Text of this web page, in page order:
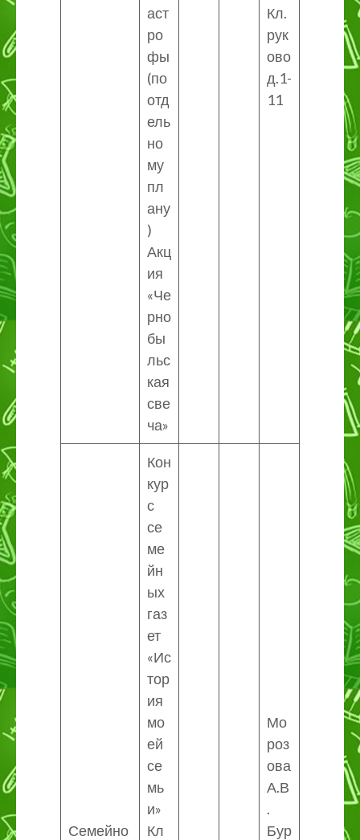
аст
ро
фы
(по
отд
ель
но
му
пл
ану
)
Акц
ия
«Че
рно
бы
льс
кая
све
ча»
Кл.
рук
ово
д.1-
11
Семейно
Кон
кур
с
се
ме
йн
ых
газ
ет
«Ис
тор
ия
мо
ей
се
мь
и»
Кл
Мо
роз
ова
А.В
.
Бур